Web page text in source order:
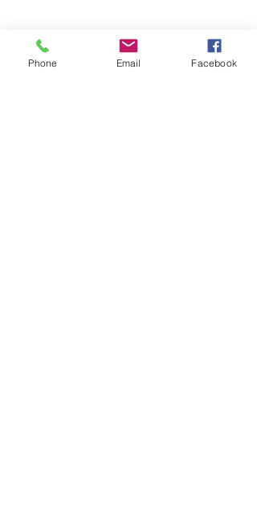
librairieleauvive@wanadoo.fr
Phone Email Facebook